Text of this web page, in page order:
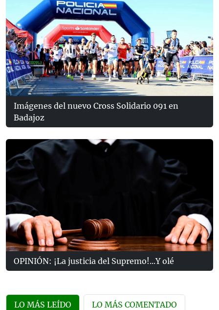
Imágenes del nuevo Cross Solidario 091 en
Badajoz
OPINIÓN: ¡La justicia del Supremo!...Y olé
LO MÁS LEÍDO LO MÁS COMENTADO